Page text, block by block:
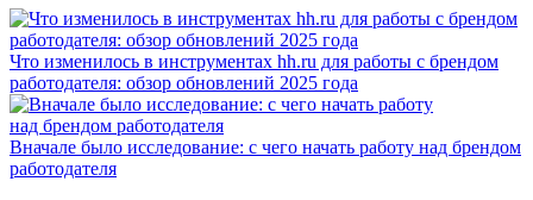
Что изменилось в инструментах hh.ru для работы с брендом
работодателя: обзор обновлений 2025 года
Вначале было исследование: с чего начать работу над брендом
работодателя